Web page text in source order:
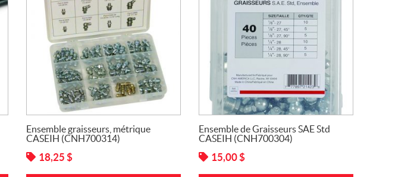
Ensemble graisseurs, métrique
CASEIH (CNH700314)
18,25 $
Ensemble de Graisseurs SAE Std
CASEIH (CNH700304)
15,00$